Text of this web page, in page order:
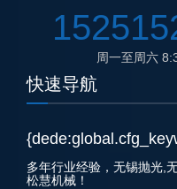
周一至周六
快速导航
多年行业经验， 无锡抛光
松慧机械！